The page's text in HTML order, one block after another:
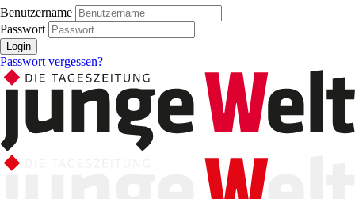
Benutzername
Passwort
Login
Passwort vergessen?